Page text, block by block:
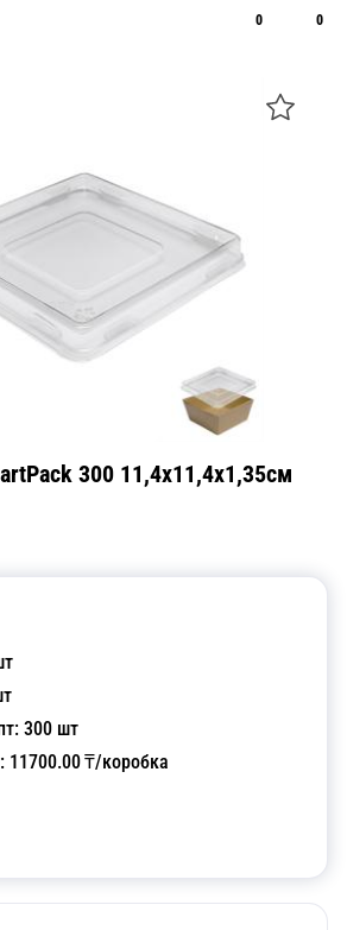
0 0
300 11,4х11,4х1,35см
300 шт
11700.00₸/коробка